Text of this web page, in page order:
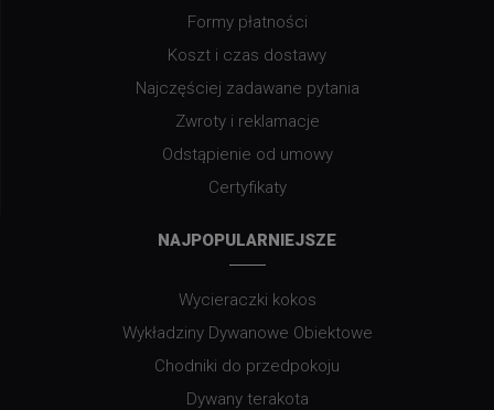
Formy płatności
Koszt i czas dostawy
Najczęściej zadawane pytania
Zwroty i reklamacje
Odstąpienie od umowy
Certyfikaty
NAJPOPULARNIEJSZE
Wycieraczki kokos
Wykładziny Dywanowe Obiektowe
Chodniki do przedpokoju
Dywany terakota